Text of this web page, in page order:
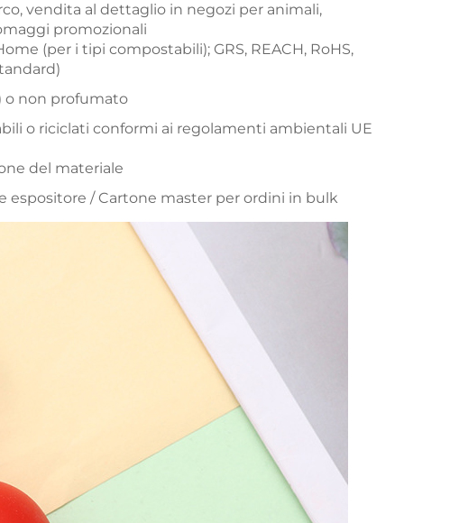
vendita al dettaglio in negozi per animali,
promozionali
(per i tipi compostabili); GRS, REACH, RoHS,
o non profumato
o riciclati conformi ai regolamenti ambientali UE
del materiale
espositore / Cartone master per ordini in bulk